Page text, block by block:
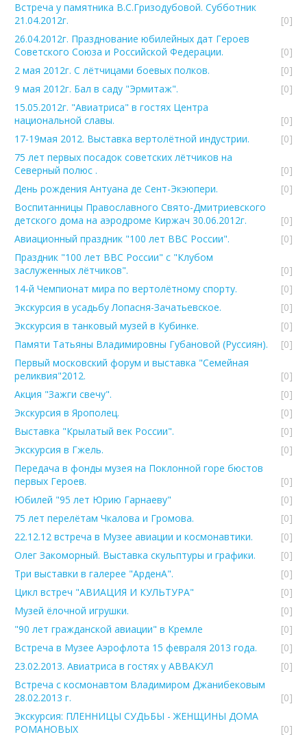
Встреча у памятника В.С.Гризодубовой. Субботник
21.04.2012г.
[0]
26.04.2012г. Празднование юбилейных дат Героев
Советского Союза и Российской Федерации.
[0]
2 мая 2012г. С лётчицами боевых полков.
[0]
9 мая 2012г. Бал в саду "Эрмитаж".
[0]
15.05.2012г. "Авиатриса" в гостях Центра
национальной славы.
[0]
17-19мая 2012. Выставка вертолётной индустрии.
[0]
75 лет первых посадок советских лётчиков на
Северный полюс .
[0]
День рождения Антуана де Сент-Экэюпери.
[0]
Воспитанницы Православного Свято-Дмитриевского
детского дома на аэродроме Киржач 30.06.2012г.
[0]
Авиационный праздник "100 лет ВВС России".
[0]
Праздник "100 лет ВВС России" с "Клубом
заслуженных лётчиков".
[0]
14-й Чемпионат мира по вертолётному спорту.
[0]
Экскурсия в усадьбу Лопасня-Зачатьевское.
[0]
Экскурсия в танковый музей в Кубинке.
[0]
Памяти Татьяны Владимировны Губановой (Руссиян).
[0]
Первый московский форум и выставка "Семейная
реликвия"2012.
[0]
Акция "Зажги свечу".
[0]
Экскурсия в Ярополец.
[0]
Выставка "Крылатый век России".
[0]
Экскурсия в Гжель.
[0]
Передача в фонды музея на Поклонной горе бюстов
первых Героев.
[0]
Юбилей "95 лет Юрию Гарнаеву"
[0]
75 лет перелётам Чкалова и Громова.
[0]
22.12.12 встреча в Музее авиации и космонавтики.
[0]
Олег Закоморный. Выставка скульптуры и графики.
[0]
Три выставки в галерее "АрденА".
[0]
Цикл встреч "АВИАЦИЯ И КУЛЬТУРА"
[0]
Музей ёлочной игрушки.
[0]
"90 лет гражданской авиации" в Кремле
[0]
Встреча в Музее Аэрофлота 15 февраля 2013 года.
[0]
23.02.2013. Авиатриса в гостях у АВВАКУЛ
[0]
Встреча с космонавтом Владимиром Джанибековым
28.02.2013 г.
[0]
Экскурсия: ПЛЕННИЦЫ СУДЬБЫ - ЖЕНЩИНЫ ДОМА
РОМАНОВЫХ
[0]